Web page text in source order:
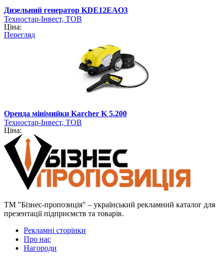
Дизельний генератор KDE12ЕAO3
Техностар-Інвест, ТОВ
Ціна:
Перегляд
Оренда мінімийки Karcher K 5.200
Техностар-Інвест, ТОВ
Ціна:
ТМ "Бізнес-пропозиція" – український рекламний каталог для
презентації підприємств та товарів.
Рекламні сторінки
Про нас
Нагороди